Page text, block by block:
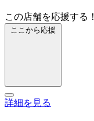
この店舗を応援する！
ここから応援
詳細を見る